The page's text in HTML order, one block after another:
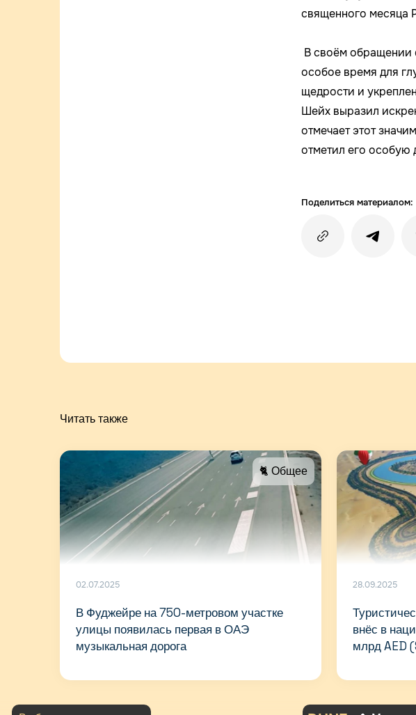
священного месяца
В своём обращении
особое время для
щедрости и
Шейх выразил
отмечает этот
отметил его особую
Поделиться материалом:
Читать также
🐈 Общее
02.07.2025
В Фуджейре на 750-метровом участке
улицы появилась первая в ОАЭ
музыкальная дорога
28.09.2025
внёс в
млрд AED